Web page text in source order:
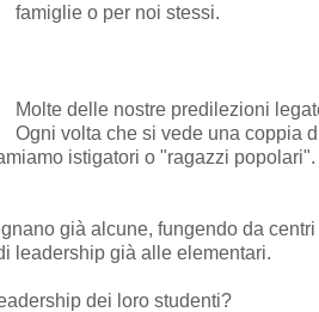
famiglie o per noi stessi.
Molte delle nostre predilezioni
Ogni volta che si vede una coppia
istigatori o "ragazzi
già alcune, fungendo da
leadership già alle elementari.
dei loro studenti?